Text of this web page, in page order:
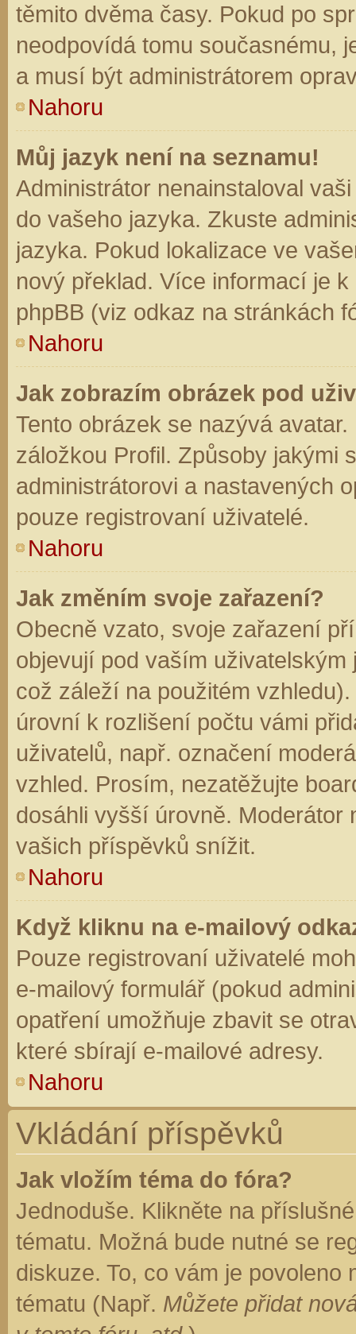
těmito dvěma časy. Pokud po
neodpovídá tomu současnému,
a musí být administrátorem
Nahoru
Můj jazyk není na seznamu!
Administrátor nenainstaloval
do vašeho jazyka. Zkuste
jazyka. Pokud lokalizace ve
nový překlad. Více informací je
phpBB (viz odkaz na stránkách
Nahoru
Jak zobrazím obrázek pod
Tento obrázek se nazývá
záložkou Profil. Způsoby jakými
administrátorovi a nastavených
pouze registrovaní uživatelé.
Nahoru
Jak změním svoje zařazení?
Obecně vzato, svoje zařazení
objevují pod vaším
což záleží na použitém
úrovní k rozlišení počtu vámi
uživatelů, např. označení
vzhled. Prosím, nezatěžujte
dosáhli vyšší úrovně. Moderátor
vašich příspěvků snížit.
Nahoru
Když kliknu na e-mailový
Pouze registrovaní uživatelé
e-mailový formulář (pokud
opatření umožňuje zbavit se
které sbírají e-mailové adresy.
Nahoru
Vkládání příspěvků
Jak vložím téma do fóra?
Jednoduše. Klikněte na
tématu. Možná bude nutné se
diskuze. To, co vám je
tématu (Např. Můžete přidat